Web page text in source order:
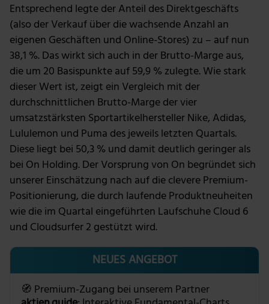
Entsprechend legte der Anteil des Direktgeschäfts
(also der Verkauf über die wachsende Anzahl an
eigenen Geschäften und Online-Stores) zu – auf nun
38,1 %. Das wirkt sich auch in der Brutto-Marge aus,
die um 20 Basispunkte auf 59,9 % zulegte. Wie stark
dieser Wert ist, zeigt ein Vergleich mit der
durchschnittlichen Brutto-Marge der vier
umsatzstärksten Sportartikelhersteller Nike, Adidas,
Lululemon und Puma des jeweils letzten Quartals.
Diese liegt bei 50,3 % und damit deutlich geringer als
bei On Holding. Der Vorsprung von On begründet sich
unserer Einschätzung nach auf die clevere Premium-
Positionierung, die durch laufende Produktneuheiten
wie die im Quartal eingeführten Laufschuhe Cloud 6
und Cloudsurfer 2 gestützt wird.
NEUES ANGEBOT
🧭 Premium-Zugang bei unserem Partner